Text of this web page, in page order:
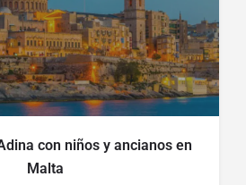
con niños y ancianos en
Malta